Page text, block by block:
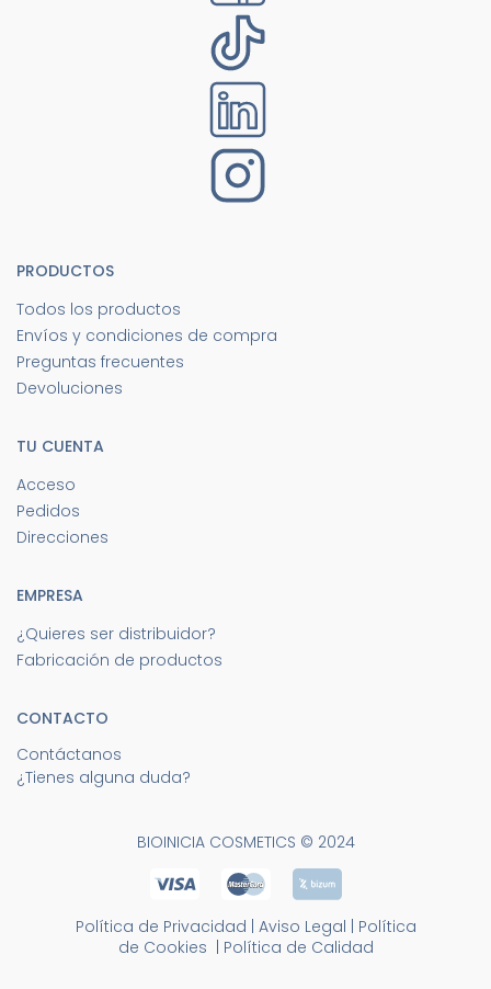
PRODUCTOS
Todos los productos
Envíos y condiciones de compra
Preguntas frecuentes
Devoluciones
TU CUENTA
Acceso
Pedidos
Direcciones
EMPRESA
¿Quieres ser distribuidor?
Fabricación de productos
CONTACTO
Contáctanos
¿Tienes alguna duda?
BIOINICIA COSMETICS © 2024
Política de Privacidad Aviso Legal
Política
de Cookies
Política de Calidad